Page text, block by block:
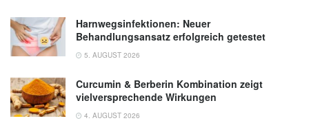
Harnwegsinfektionen: Neuer
Behandlungsansatz erfolgreich getestet
5. AUGUST 2026
Curcumin & Berberin Kombination zeigt
vielversprechende Wirkungen
4. AUGUST 2026